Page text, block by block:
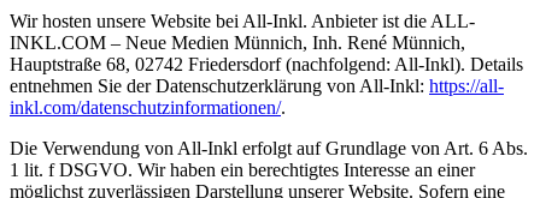
Wir hosten unsere Website bei All-Inkl. Anbieter ist die ALL-
INKL.COM – Neue Medien Münnich, Inh. René Münnich,
Hauptstraße 68, 02742 Friedersdorf (nachfolgend: All-Inkl). Details
entnehmen Sie der Datenschutzerklärung von All-Inkl: https://all-
inkl.com/datenschutzinformationen/.
Die Verwendung von All-Inkl erfolgt auf Grundlage von Art. 6 Abs.
1 lit. f DSGVO. Wir haben ein berechtigtes Interesse an einer
möglichst zuverlässigen Darstellung unserer Website. Sofern eine